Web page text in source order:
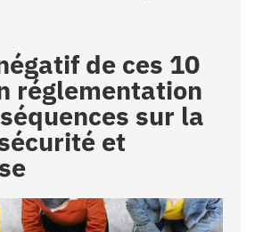
de ces 10
réglementation
sur la
et